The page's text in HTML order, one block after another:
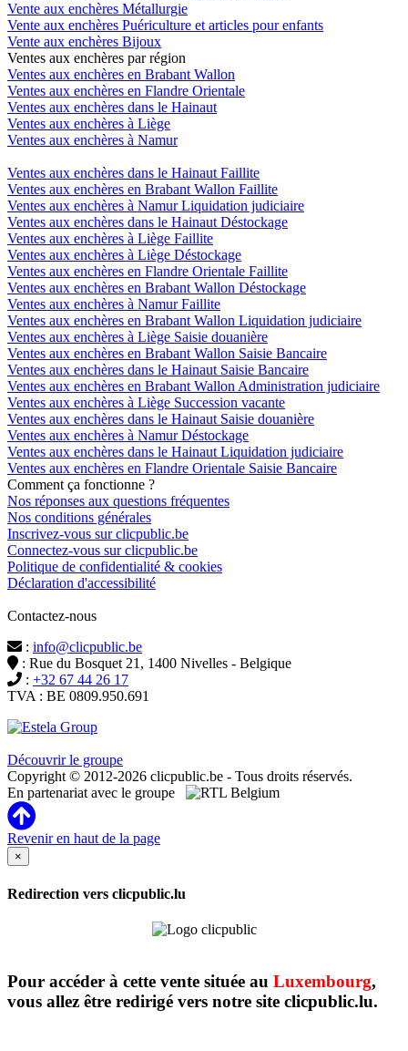
Vente aux enchères Métallurgie
Vente aux enchères Puériculture et articles pour enfants
Vente aux enchères Bijoux
Ventes aux enchères par région
Ventes aux enchères en Brabant Wallon
Ventes aux enchères en Flandre Orientale
Ventes aux enchères dans le Hainaut
Ventes aux enchères à Liège
Ventes aux enchères à Namur
Ventes aux enchères dans le Hainaut Faillite
Ventes aux enchères en Brabant Wallon Faillite
Ventes aux enchères à Namur Liquidation judiciaire
Ventes aux enchères dans le Hainaut Déstockage
Ventes aux enchères à Liège Faillite
Ventes aux enchères à Liège Déstockage
Ventes aux enchères en Flandre Orientale Faillite
Ventes aux enchères en Brabant Wallon Déstockage
Ventes aux enchères à Namur Faillite
Ventes aux enchères en Brabant Wallon Liquidation judiciaire
Ventes aux enchères à Liège Saisie douanière
Ventes aux enchères en Brabant Wallon Saisie Bancaire
Ventes aux enchères dans le Hainaut Saisie Bancaire
Ventes aux enchères en Brabant Wallon Administration judiciaire
Ventes aux enchères à Liège Succession vacante
Ventes aux enchères dans le Hainaut Saisie douanière
Ventes aux enchères à Namur Déstockage
Ventes aux enchères dans le Hainaut Liquidation judiciaire
Ventes aux enchères en Flandre Orientale Saisie Bancaire
Comment ça fonctionne ?
Nos réponses aux questions fréquentes
Nos conditions générales
Inscrivez-vous sur clicpublic.be
Connectez-vous sur clicpublic.be
Politique de confidentialité & cookies
Déclaration d'accessibilité
Contactez-nous
: info@clicpublic.be
: Rue du Bosquet 21, 1400 Nivelles - Belgique
: +32 67 44 26 17
TVA : BE 0809.950.691
Découvrir le groupe
Copyright © 2012-2026 clicpublic.be - Tous droits réservés.
En partenariat avec le groupe
Revenir en haut de la page
×
Redirection vers clicpublic.lu
Pour accéder à cette vente située au Luxembourg,
vous allez être redirigé vers notre site clicpublic.lu.